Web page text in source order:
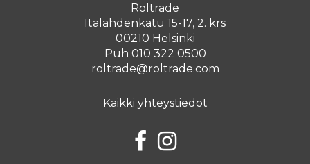
Roltrade
Itälahdenkatu 15-17, 2. krs
00210 Helsinki
Puh 010 322 0500
roltrade@roltrade.com
Kaikki yhteystiedot
FacebookInstagram